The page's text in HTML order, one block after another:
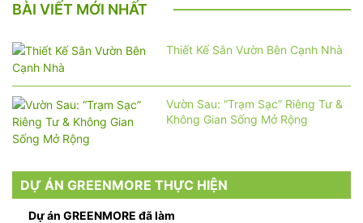
BÀI VIẾT MỚI NHẤT
Thiết Kế Sân Vườn Bên Cạnh Nhà
Vườn Sau: “Trạm Sạc” Riêng Tư &
Không Gian Sống Mở Rộng
DỰ ÁN GREENMORE THỰC HIỆN
Dự án GREENMORE đã làm